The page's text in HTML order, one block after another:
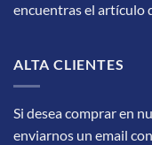
encuentras el artículo
ALTA CLIENTES
Si desea comprar en
enviarnos un email